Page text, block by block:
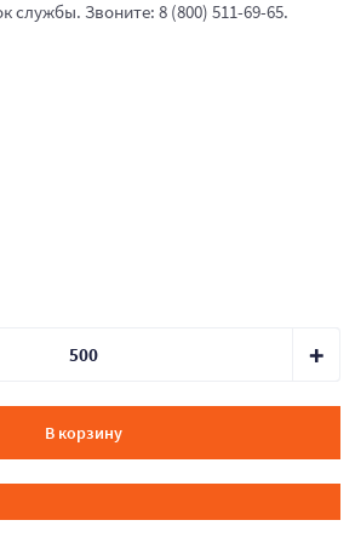
службы. Звоните: 8 (800) 511-69-65.
В корзину